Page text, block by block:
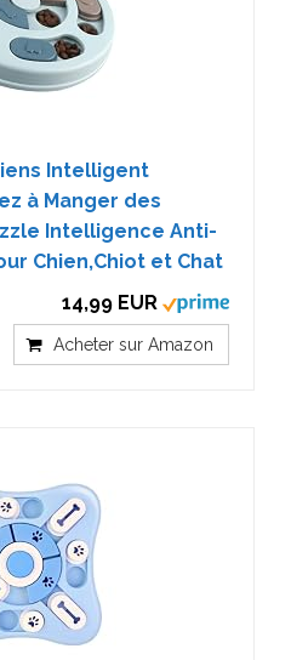
Intelligent
à Manger des
Intelligence Anti-
Chien,Chiot et Chat
14,99 EUR
Acheter sur Amazon